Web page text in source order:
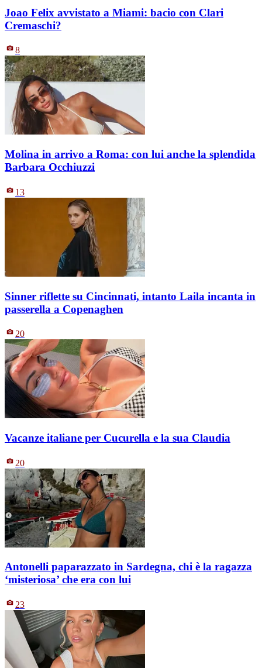
Joao Felix avvistato a Miami: bacio con Clari
Cremaschi?
8
Molina in arrivo a Roma: con lui anche la splendida
Barbara Occhiuzzi
13
Sinner riflette su Cincinnati, intanto Laila incanta in
passerella a Copenaghen
20
Vacanze italiane per Cucurella e la sua Claudia
20
Antonelli paparazzato in Sardegna, chi è la ragazza
‘misteriosa’ che era con lui
23